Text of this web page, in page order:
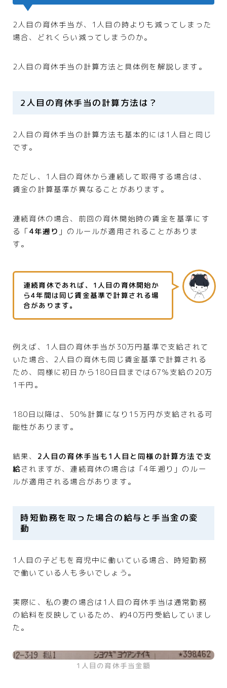
2人目の育休手当が、1人目の時よりも減ってしまった
場合、どれくらい減ってしまうのか。
2人目の育休手当の計算方法と具体例を解説します。
2人目の育休手当の計算方法は？
2人目の育休手当の計算方法も基本的には1人目と同じ
です。
ただし、1人目の育休から連続して取得する場合は、
賃金の計算基準が異なることがあります。
連続育休の場合、前回の育休開始時の賃金を基準にす
る「4年遡り 」のルールが適用されることがありま
す。
連続育休であれば、1人目の育休開始か
ら4年間は同じ賃金基準で計算される場
合があります。
例えば、1人目の育休手当が30万円基準で支給されて
いた場合、2人目の育休も同じ賃金基準で計算される
ため、同様に初日から180日目までは67％支給の20万
1千円。
180日以降は、50％計算になり15万円が支給される可
能性があります。
結果、 2人目の育休手当も1人目と同様の計算方法で支
給されますが、連続育休の場合は「4年遡り」のルー
ルが適用される場合があります。
時短勤務を取った場合の給与と手当金の変
動
1人目の子どもを育児中に働いている場合、時短勤務
で働いている人も多いでしょう。
実際に、私の妻の場合は1人目の育休手当は通常勤務
の給料を反映しているため、約40万円受給していまし
た。
1人目の育休手当金額